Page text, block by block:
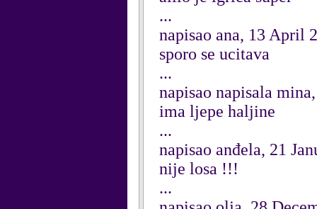
...
napisao ana, 13 April
sporo se ucitava
...
napisao napisala
ima ljepe haljine
...
napisao anđela, 21
nije losa !!!
...